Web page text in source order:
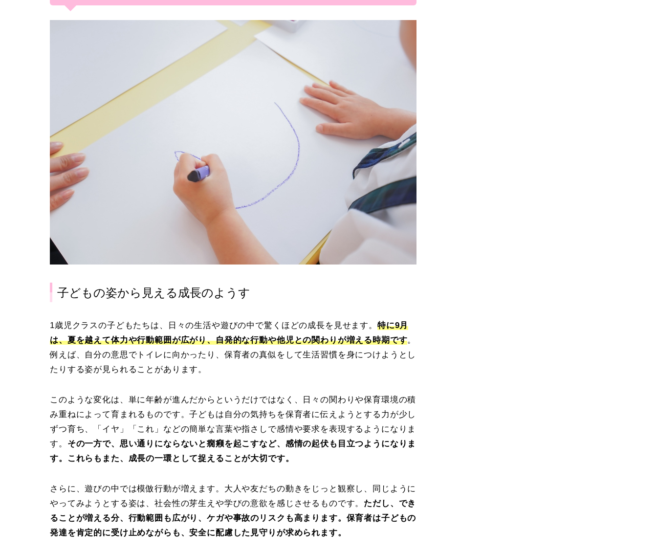
子どもの姿から見える成長のようす
1歳児クラスの子どもたちは、日々の生活や遊びの中で驚くほどの成長を見せます。 特に9月
は、夏を越えて体力や行動範囲が広がり、自発的な行動や他児との関わりが増える時期です。
例えば、自分の意思でトイレに向かったり、保育者の真似をして生活習慣を身につけようとし
たりする姿が見られることがあります。
このような変化は、単に年齢が進んだからというだけではなく、日々の関わりや保育環境の積
み重ねによって育まれるものです。子どもは自分の気持ちを保育者に伝えようとする力が少し
ずつ育ち、「イヤ」「これ」などの簡単な言葉や指さしで感情や要求を表現するようになりま
す。 その一方で、思い通りにならないと癇癪を起こすなど、感情の起伏も目立つようになりま
す。これらもまた、成長の一環として捉えることが大切です。
さらに、遊びの中では模倣行動が増えます。大人や友だちの動きをじっと観察し、同じように
やってみようとする姿は、社会性の芽生えや学びの意欲を感じさせるものです。 ただし、でき
ることが増える分、行動範囲も広がり、ケガや事故のリスクも高まります。保育者は子どもの
発達を肯定的に受け止めながらも、安全に配慮した見守りが求められます。